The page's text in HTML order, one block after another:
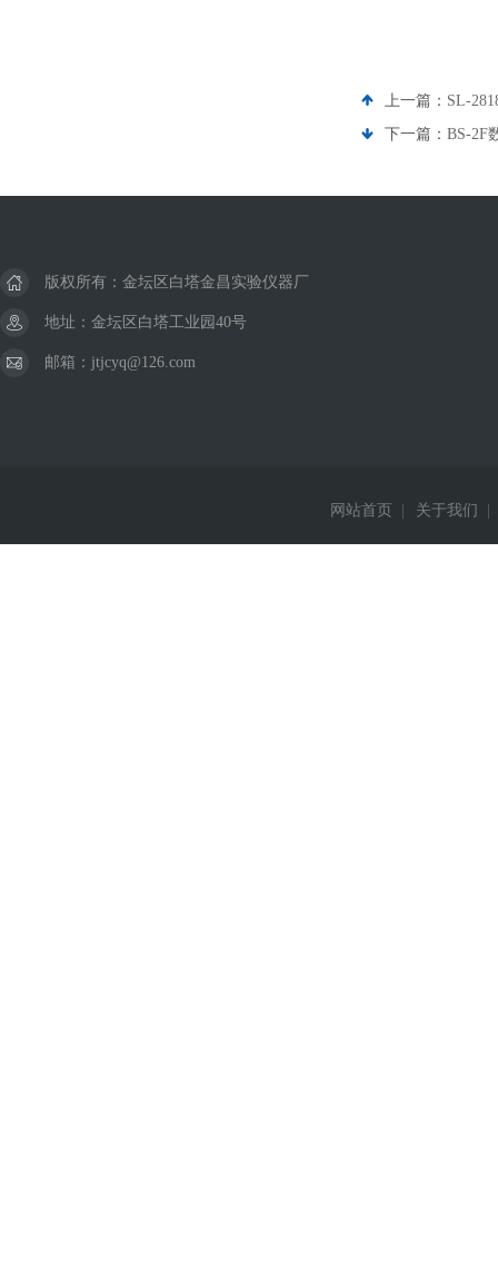
上一篇： SL-
下一篇： BS-2F
版权所有：金坛区白塔金昌实验仪器厂
地址：金坛区白塔工业园40号
邮箱：jtjcyq@126.com
网站首页 关于我们